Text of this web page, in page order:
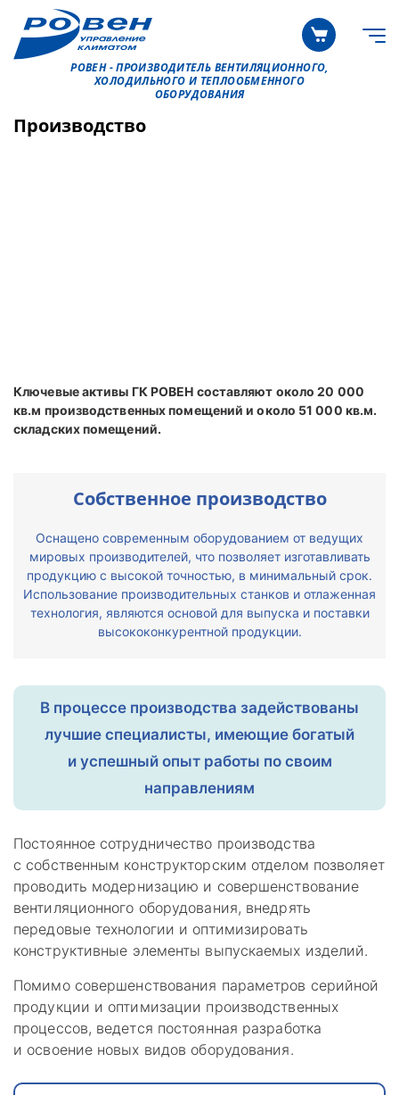
РОВЕН - ПРОИЗВОДИТЕЛЬ ВЕНТИЛЯЦИОННОГО,
ХОЛОДИЛЬНОГО И ТЕПЛООБМЕННОГО
ОБОРУДОВАНИЯ
Производство
Ключевые активы ГК РОВЕН составляют около 20 000
кв.м производственных помещений и около 51 000 кв.м.
складских помещений.
Собственное производство
Оснащено современным оборудованием от ведущих
мировых производителей, что позволяет изготавливать
продукцию с высокой точностью, в минимальный срок.
Использование производительных станков и отлаженная
технология, являются основой для выпуска и поставки
высококонкурентной продукции.
В процессе производства задействованы
лучшие специалисты, имеющие богатый
и успешный опыт работы по своим
направлениям
Постоянное сотрудничество производства
с собственным конструкторским отделом позволяет
проводить модернизацию и совершенствование
вентиляционного оборудования, внедрять
передовые технологии и оптимизировать
конструктивные элементы выпускаемых изделий.
Помимо совершенствования параметров серийной
продукции и оптимизации производственных
процессов, ведется постоянная разработка
и освоение новых видов оборудования.